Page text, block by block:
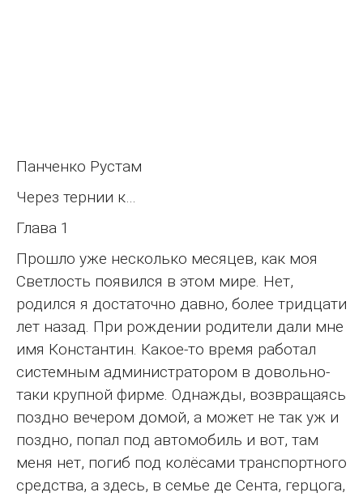
Панченко Рустам
Через тернии к…
Глава 1
Прошло уже несколько месяцев, как моя
Светлость появился в этом мире. Нет,
родился я достаточно давно, более тридцати
лет назад. При рождении родители дали мне
имя Константин. Какое-то время работал
системным администратором в довольно-
таки крупной фирме. Однажды, возвращаясь
поздно вечером домой, а может не так уж и
поздно, попал под автомобиль и вот, там
меня нет, погиб под колёсами транспортного
средства, а здесь, в семье де Сента, герцога,